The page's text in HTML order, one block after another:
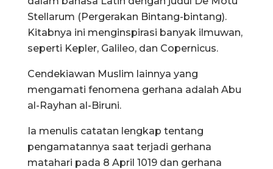
Stellarum (Pergerakan Bintang-bintang).
Kitabnya ini menginspirasi banyak ilmuwan,
seperti Kepler, Galileo, dan Copernicus.
Cendekiawan Muslim lainnya yang
mengamati fenomena gerhana adalah Abu
al-Rayhan al-Biruni.
Ia menulis catatan lengkap tentang
pengamatannya saat terjadi gerhana
matahari pada 8 April 1019 dan gerhana